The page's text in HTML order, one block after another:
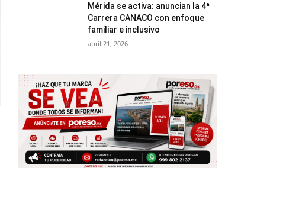
Mérida se activa: anuncian la 4ª
Carrera CANACO con enfoque
familiar e inclusivo
abril 21, 2026